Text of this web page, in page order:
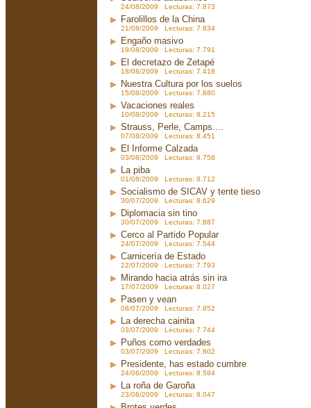
24/08/2009 Lecturas: 7.873
Farolillos de la China
21/08/2009 Lecturas: 7.834
Engaño masivo
19/08/2009 Lecturas: 7.791
El decretazo de Zetapé
18/08/2009 Lecturas: 7.418
Nuestra Cultura por los suelos
15/08/2009 Lecturas: 7.880
Vacaciones reales
10/08/2009 Lecturas: 8.215
Strauss, Perle, Camps....
07/08/2009 Lecturas: 8.451
El Informe Calzada
03/08/2009 Lecturas: 8.758
La piba
01/08/2009 Lecturas: 8.712
Socialismo de SICAV y tente tieso
30/07/2009 Lecturas: 8.629
Diplomacia sin tino
30/07/2009 Lecturas: 7.887
Cerco al Partido Popular
24/07/2009 Lecturas: 7.544
Carnicería de Estado
22/07/2009 Lecturas: 7.793
Mirando hacia atrás sin ira
17/07/2009 Lecturas: 8.027
Pasen y vean
08/07/2009 Lecturas: 7.852
La derecha cainita
03/07/2009 Lecturas: 7.744
Puños como verdades
03/07/2009 Lecturas: 7.802
Presidente, has estado cumbre
24/06/2009 Lecturas: 8.584
La roña de Garoña
23/06/2009 Lecturas: 8.047